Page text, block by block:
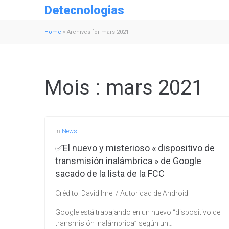
Detecnologias
Home » Archives for mars 2021
Mois : mars 2021
In News
✅El nuevo y misterioso « dispositivo de
transmisión inalámbrica » ​​de Google
sacado de la lista de la FCC
Crédito: David Imel / Autoridad de Android
Google está trabajando en un nuevo “dispositivo de
transmisión inalámbrica” ​​según un…